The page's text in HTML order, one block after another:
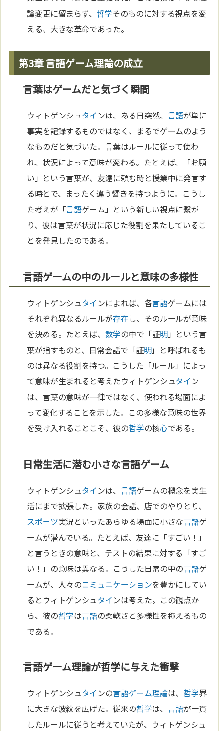
論変更に留まらず、 哲学そのものに対する視点を変
える、大きな革命であった。
第3章 言語ゲーム理論の成立
言葉はゲームだと気づく瞬間
ウィトゲンシュタインは、ある日突然、言語が単に
事実を記録するものではなく、まるでゲームのよう
なものだと気づいた。言葉はルールに従って使わ
れ、状況によって意味が変わる。たとえば、「お願
い」という言葉が、友達に頼む時と授業中に発言す
る時とで、まったく違う響きを持つように。こうし
た考えが「言語ゲーム」という新しい視点に繋が
り、彼は言葉が状況に応じた役割を果たしているこ
とを発見したのである。
言語ゲームの中のルールと意味の多様性
ウィトゲンシュタインによれば、各言語ゲームには
それぞれ異なるルールが存在し、そのルールが意味
を決める。たとえば、数学の中で「証明」という言
葉が指すものと、日常会話で「証明」と呼ばれるも
のは異なる役割を持つ。こうした「ルール」によっ
て意味が生まれると考えたウィトゲンシュタイン
は、言葉の意味が一律ではなく、使われる場面によ
って変化することを示した。この多様な意味の世界
を受け入れることこそ、彼の哲学の核心である。
日常生活に潜む小さな言語ゲーム
ウィトゲンシュタイ ンは、言語ゲームの概念を実生
活にまで拡張した。家族の会話、店でのやりとり、
スポーツ実況といったあらゆる場面に小さな言語ゲ
ームが潜んでいる。たとえば、友達に「すごい！」
と言うときの意味と、テストの結果に対する「すご
い！」の意味は異なる。こうした日常の中の言語ゲ
ームが、人々のコミュニケーションを豊かにしてい
るとウィトゲンシュタイ ンは考えた。この観点か
ら、彼の哲学は言語の柔軟さと多様性を称えるもの
である。
言語ゲーム理論が哲学に与えた衝撃
ウィトゲンシュタインの言語ゲーム理論は、 哲学界
に大きな波紋を広げた。従来の哲学は、言語が一貫
したルールに従うと考えていたが、ウィトゲンシュ